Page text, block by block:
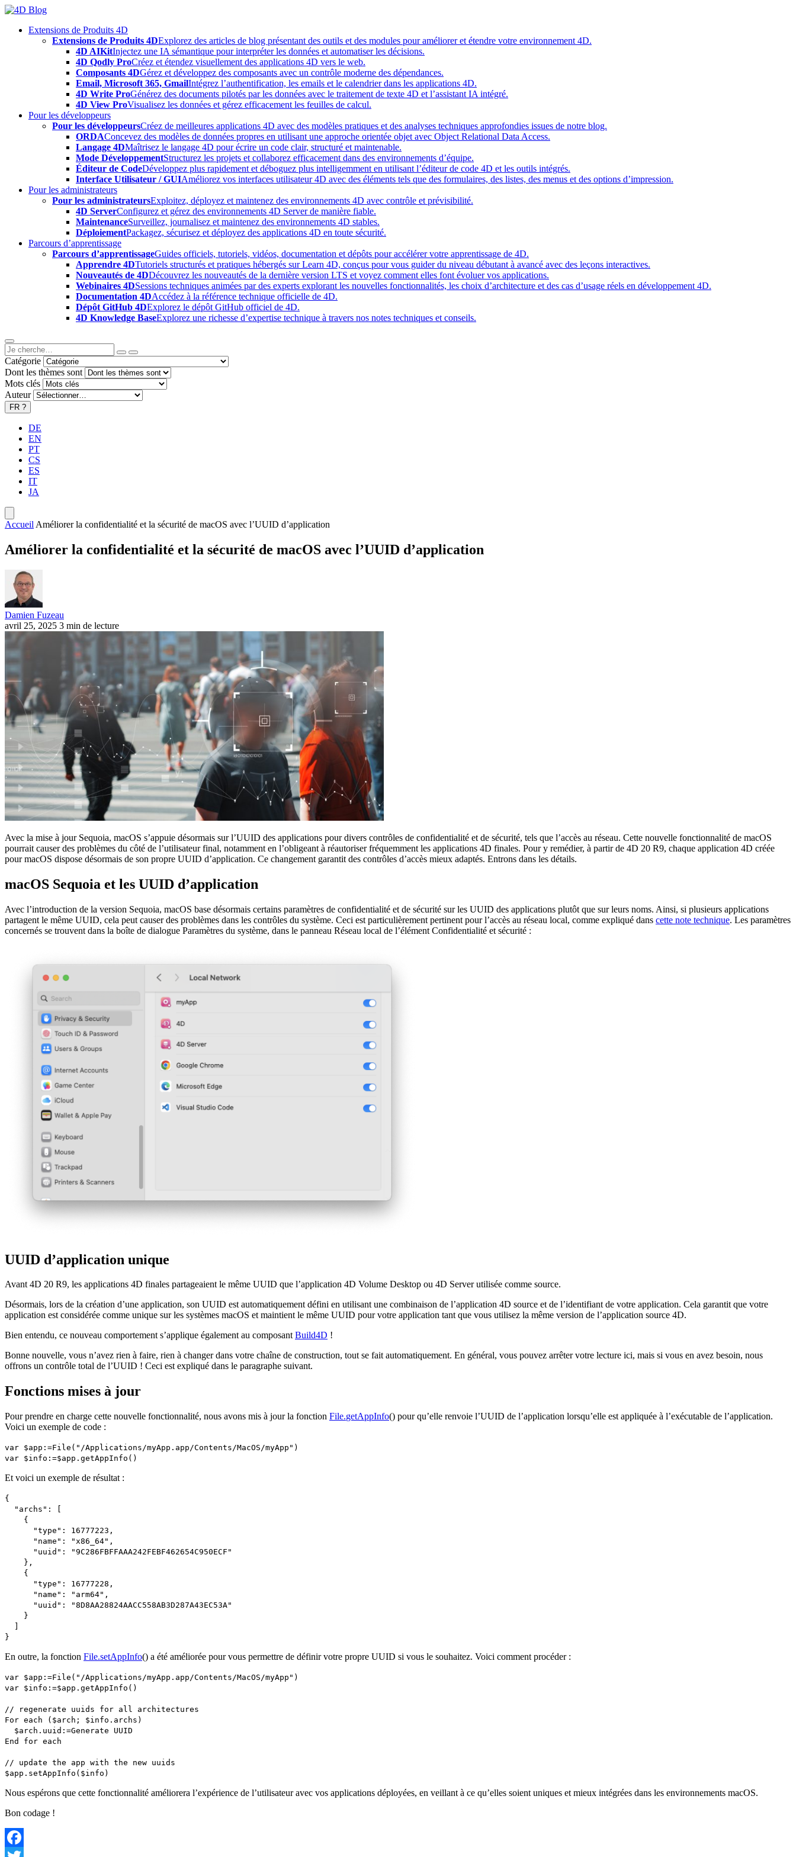
Skip
contentExtensions de Produits 4D
Extensions de Produits 4DExplorez des articles de blog présentant des outils et des modules pour améliorer et étendre votre environnement 4D.
4D AIKitInjectez une IA sémantique pour interpréter les données et automatiser les décisions.
4D Qodly ProCréez et étendez visuellement des applications 4D vers le web.
Composants 4DGérez et développez des composants avec un contrôle moderne des dépendances.
Email, Microsoft 365, GmailIntégrez l’authentification, les emails et le calendrier dans les applications 4D.
4D Write ProGénérez des documents pilotés par les données avec le traitement de texte 4D et l’assistant IA intégré.
4D View ProVisualisez les données et gérez efficacement les feuilles de calcul.
Pour les développeurs
Pour les développeursCréez de meilleures applications 4D avec des modèles pratiques et des analyses techniques approfondies issues de notre blog.
ORDAConcevez des modèles de données propres en utilisant une approche orientée objet avec Object Relational Data Access.
Langage 4DMaîtrisez le langage 4D pour écrire un code clair, structuré et maintenable.
Mode DéveloppementStructurez les projets et collaborez efficacement dans des environnements d’équipe.
Éditeur de CodeDéveloppez plus rapidement et déboguez plus intelligemment en utilisant l’éditeur de code 4D et les outils intégrés.
Interface Utilisateur / GUIAméliorez vos interfaces utilisateur 4D avec des éléments tels que des formulaires, des listes, des menus et des options d’impression.
Pour les administrateurs
Pour les administrateursExploitez, déployez et maintenez des environnements 4D avec contrôle et prévisibilité.
4D ServerConfigurez et gérez des environnements 4D Server de manière fiable.
MaintenanceSurveillez, journalisez et maintenez des environnements 4D stables.
DéploiementPackagez, sécurisez et déployez des applications 4D en toute sécurité.
Parcours d’apprentissage
Parcours d’apprentissageGuides officiels, tutoriels, vidéos, documentation et dépôts pour accélérer votre apprentissage de 4D.
Apprendre 4DTutoriels structurés et pratiques hébergés sur Learn 4D, conçus pour vous guider du niveau débutant à avancé avec des leçons interactives.
Nouveautés de 4DDécouvrez les nouveautés de la dernière version LTS et voyez comment elles font évoluer vos applications.
Webinaires 4DSessions techniques animées par des experts explorant les nouvelles fonctionnalités, les choix d’architecture et des cas d’usage réels en développement 4D.
Documentation 4DAccédez à la référence technique officielle de 4D.
Dépôt GitHub 4DExplorez le dépôt GitHub officiel de 4D.
4D Knowledge BaseExplorez une richesse d’expertise technique à travers nos notes techniques et conseils.
Catégorie
Dont les thèmes sont
Mots clés
Auteur
FR ?
DE
EN
PT
CS
ES
IT
JA
Accueil Améliorer la confidentialité et la sécurité de macOS avec l’UUID d’application
Améliorer la confidentialité et la sécurité de macOS avec l’UUID d’application
Damien Fuzeau
avril 25, 2025 3 min de lecture
Avec la mise à jour Sequoia, macOS s’appuie désormais sur l’UUID des applications pour divers contrôles de confidentialité et de sécurité, tels que l’accès au réseau. Cette nouvelle fonctionnalité de macOS
pourrait causer des problèmes du côté de l’utilisateur final, notamment en l’obligeant à réautoriser fréquemment les applications 4D finales. Pour y remédier, à partir de 4D 20 R9, chaque application 4D créée
pour macOS dispose désormais de son propre UUID d’application. Ce changement garantit des contrôles d’accès mieux adaptés. Entrons dans les détails.
macOS Sequoia et les UUID d’application
Avec l’introduction de la version Sequoia, macOS base désormais certains paramètres de confidentialité et de sécurité sur les UUID des applications plutôt que sur leurs noms. Ainsi, si plusieurs applications
partagent le même UUID, cela peut causer des problèmes dans les contrôles du système. Ceci est particulièrement pertinent pour l’accès au réseau local, comme expliqué dans cette note technique. Les paramètres
concernés se trouvent dans la boîte de dialogue Paramètres du système, dans le panneau Réseau local de l’élément Confidentialité et sécurité :
UUID d’application unique
Avant 4D 20 R9, les applications 4D finales partageaient le même UUID que l’application 4D Volume Desktop ou 4D Server utilisée comme source.
Désormais, lors de la création d’une application, son UUID est automatiquement défini en utilisant une combinaison de l’application 4D source et de l’identifiant de votre application. Cela garantit que votre
application est considérée comme unique sur les systèmes macOS et maintient le même UUID pour votre application tant que vous utilisez la même version de l’application source 4D.
Bien entendu, ce nouveau comportement s’applique également au composantBuild4D !
Bonne nouvelle, vous n’avez rien à faire, rien à changer dans votre chaîne de construction, tout se fait automatiquement. En général, vous pouvez arrêter votre lecture ici, mais si vous en avez besoin, nous
offrons un contrôle total de l’UUID ! Ceci est expliqué dans le paragraphe suivant.
Fonctions mises à jour
Pour prendre en charge cette nouvelle fonctionnalité, nous avons mis à jour la fonction File.getAppInfo() pour qu’elle renvoie l’UUID de l’application lorsqu’elle est appliquée à l’exécutable de l’application.
Voici un exemple de code :
var $app :=File ("/Applications/myApp.app/Contents/MacOS/myApp")
var $info :=$app . getAppInfo ()
Et voici un exemple de résultat :
{
"archs": [
{
"type": 16777223,
"name": "x86_64",
"uuid": "9C286FBFFAAA242FEBF462654C950ECF"
},
{
"type": 16777228,
"name": "arm64",
"uuid": "8D8AA28824AACC558AB3D287A43EC53A"
}
}
En outre, la fonction File.setAppInfo() a été améliorée pour vous permettre de définir votre propre UUID si vous le souhaitez. Voici comment procéder :
var $app :=File ("/Applications/myApp.app/Contents/MacOS/myApp")
var $info :=$app . getAppInfo ()
// regenerate uuids for all architectures
For eac h ( $arch ; $info . archs )
$arch . uuid :=Generate UUID
End for each
// update the app with the new uuids
$app . setAppInfo ( $info )
Nous espérons que cette fonctionnalité améliorera l’expérience de l’utilisateur avec vos applications déployées, en veillant à ce qu’elles soient uniques et mieux intégrées dans les environnements macOS.
Bon codage !